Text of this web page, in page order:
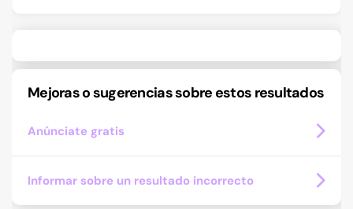
Mejoras o sugerencias sobre estos resultados
Anúnciate gratis
Informar sobre un resultado incorrecto